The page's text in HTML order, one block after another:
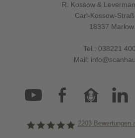
R. Kossow &
Carl-Kossow-
18337 Marlow
Tel.: 038221
Mail:
2203Bewertungen